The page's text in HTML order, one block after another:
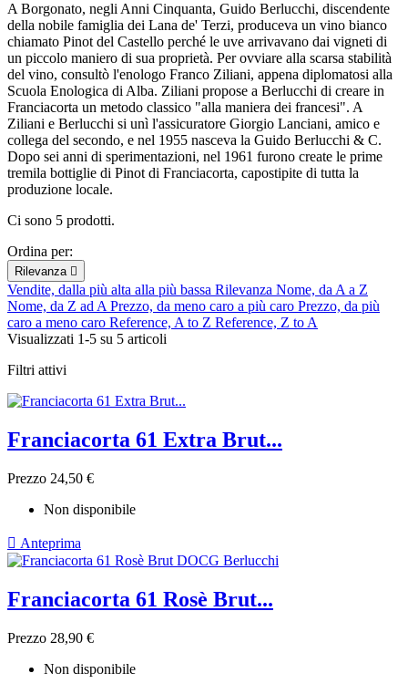
A Borgonato, negli Anni Cinquanta, Guido Berlucchi, discendente
della nobile famiglia dei Lana de' Terzi, produceva un vino bianco
chiamato Pinot del Castello perché le uve arrivavano dai vigneti di
un piccolo maniero di sua proprietà. Per ovviare alla scarsa stabilità
del vino, consultò l'enologo Franco Ziliani, appena diplomatosi alla
Scuola Enologica di Alba. Ziliani propose a Berlucchi di creare in
Franciacorta un metodo classico "alla maniera dei francesi". A
Ziliani e Berlucchi si unì l'assicuratore Giorgio Lanciani, amico e
collega del secondo, e nel 1955 nasceva la Guido Berlucchi & C.
Dopo sei anni di sperimentazioni, nel 1961 furono create le prime
tremila bottiglie di Pinot di Franciacorta, capostipite di tutta la
produzione locale.
Ci sono 5 prodotti.
Ordina per:
Rilevanza 
Vendite, dalla più alta alla più bassa Rilevanza Nome, da A a Z
Nome, da Z ad APrezzo, da meno caro a più caro Prezzo, da più
caro a meno caro Reference, A to Z Reference, Z to A
Visualizzati 1-5 su 5 articoli
Filtri attivi
Franciacorta 61 Extra Brut...
Prezzo 24,50 €
Non disponibile
 Anteprima
Franciacorta 61 Rosè Brut...
Prezzo 28,90 €
Non disponibile